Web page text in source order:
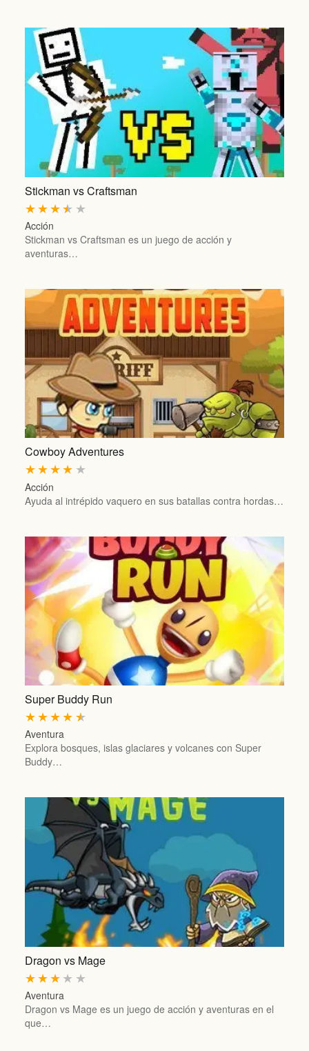
Stickman vs Craftsman
★
★
★
★
★
Acción
Stickman vs Craftsman es un juego de acción y
aventuras…
Cowboy Adventures
★
★
★
★
★
Acción
Ayuda al intrépido vaquero en sus batallas contra hordas…
Super Buddy Run
★
★
★
★
★
Aventura
Explora bosques, islas glaciares y volcanes con Super
Buddy…
Dragon vs Mage
★
★
★
★
★
Aventura
Dragon vs Mage es un juego de acción y aventuras en el
que…